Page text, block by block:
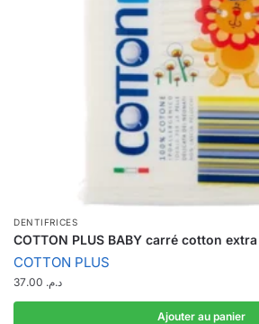
DENTIFRICES
COTTON PLUS BABY carré cotton
COTTON PLUS
د.م.
Ajouter au panier